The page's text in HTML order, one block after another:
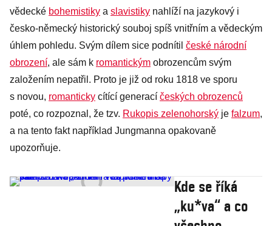
vědecké bohemistiky a slavistiky nahlíží na jazykový i
česko-německý historický souboj spíš vnitřním a vědeckým
úhlem pohledu. Svým dílem sice podnítil české národní
obrození, ale sám k romantickým obrozencům svým
založením nepatřil. Proto je již od roku 1818 ve sporu
s novou, romanticky cítící generací českých obrozenců
poté, co rozpoznal, že tzv. Rukopis zelenohorský je falzum,
a na tento fakt například Jungmanna opakovaně
upozorňuje.
Kde se říká
„ku*va“ a co